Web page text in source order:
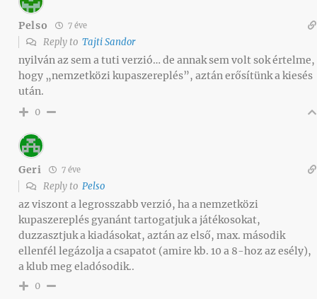
Pelso 7 éve
Reply to Tajti Sandor
nyilván az sem a tuti verzió… de annak sem volt sok értelme,
hogy „nemzetközi kupaszereplés”, aztán erősítünk a kiesés
után.
0
Geri 7 éve
Reply to Pelso
az viszont a legrosszabb verzió, ha a nemzetközi
kupaszereplés gyanánt tartogatjuk a játékosokat,
duzzasztjuk a kiadásokat, aztán az első, max. második
ellenfél legázolja a csapatot (amire kb. 10 a 8-hoz az esély),
a klub meg eladósodik..
0